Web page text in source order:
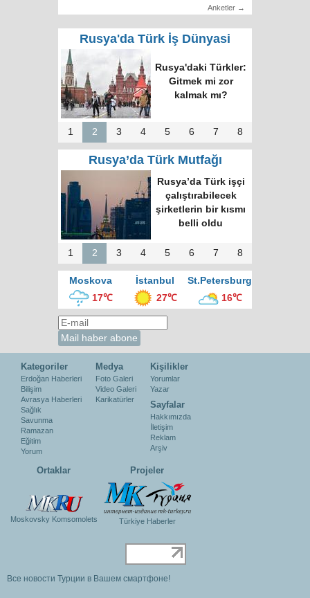
Anketler →
Rusya'da Türk İş Dünyasi
Rusya'daki Türkler:
Gitmek mi zor
kalmak mı?
1 2 3 4 5 6 7 8
Rusya’da Türk Mutfağı
Rusya’da Türk işçi
çalıştırabilecek
şirketlerin bir kısmı
belli oldu
1 2 3 4 5 6 7 8
Moskova İstanbul
St.Petersburg
17℃
27℃ 16℃
Kategoriler
Erdoğan Haberleri
Bilişim
Avrasya Haberleri
Sağlık
Savunma
Ramazan
Eğitim
Yorum
Medya
Foto Galeri
Video Galeri
Karikatürler
Kişilikler
Yorumlar
Yazar
Sayfalar
Hakkımızda
İletişim
Reklam
Arşiv
Ortaklar
Moskovsky Komsomolets
Projeler
Türkiye Haberler
Все новости Турции в Вашем смартфоне!